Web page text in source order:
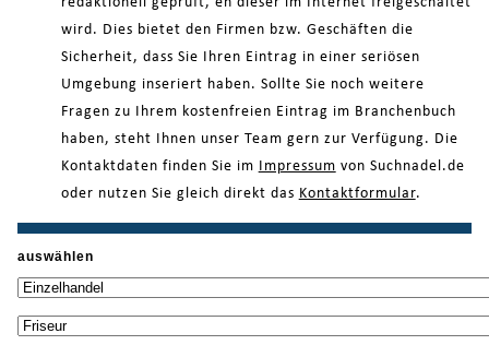
wird. Dies bietet den Firmen bzw. Geschäften die
Sicherheit, dass Sie Ihren Eintrag in einer seriösen
Umgebung inseriert haben. Sollte Sie noch weitere
Fragen zu Ihrem kostenfreien Eintrag im Branchenbuch
haben, steht Ihnen unser Team gern zur Verfügung. Die
Kontaktdaten finden Sie im
Impressum von Suchnadel.de
oder nutzen Sie gleich direkt das Kontaktformular.
auswählen